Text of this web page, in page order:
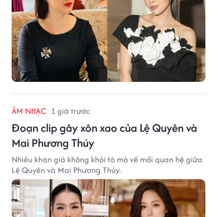
ÂM NHẠC 1 giờ trước
Đoạn clip gây xôn xao của Lệ Quyên và
Mai Phương Thúy
Nhiều khán giả không khỏi tò mò về mối quan hệ giữa
Lệ Quyên và Mai Phương Thúy.